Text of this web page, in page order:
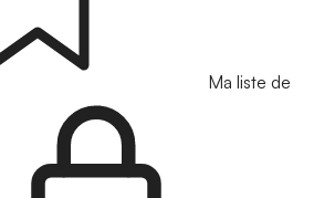
Ma liste de